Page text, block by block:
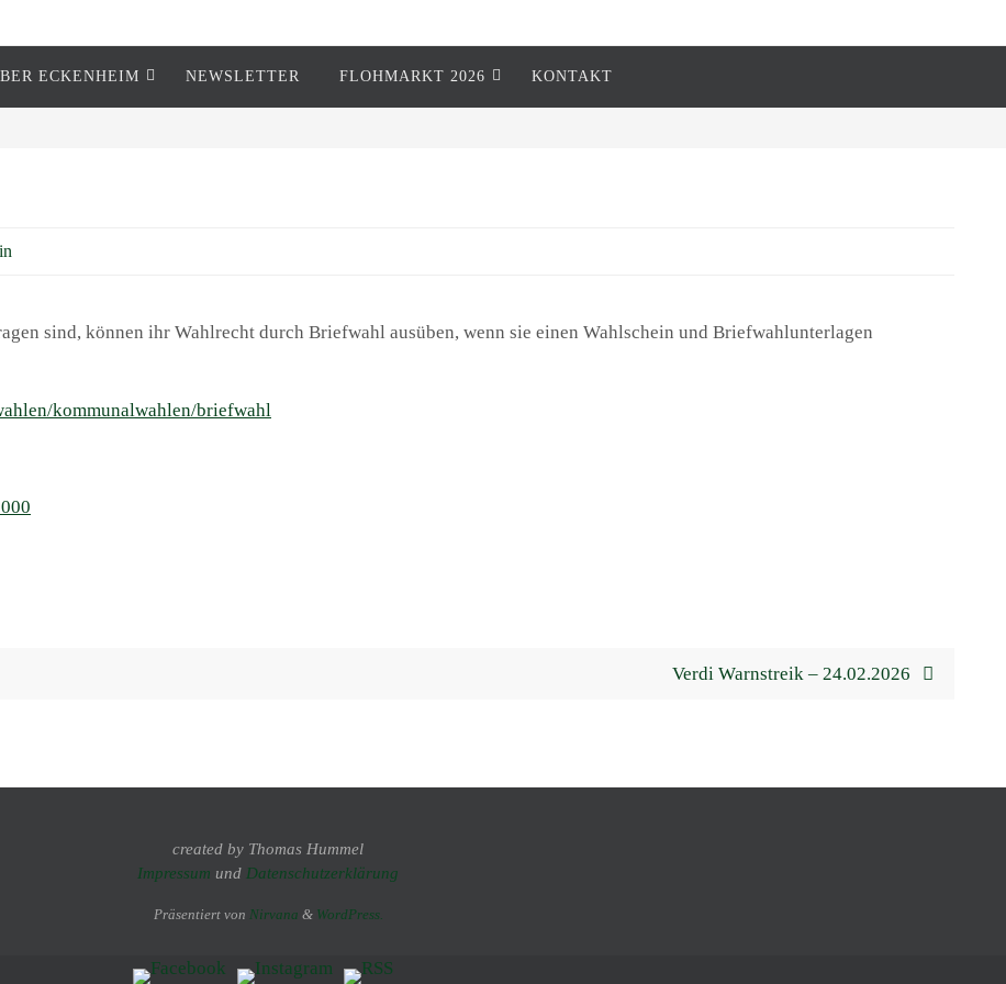
ECKENHEIM NEWSLETTER FLOHMARKT 2026 KONTAKT
sind, können ihr Wahlrecht durch Briefwahl ausüben, wenn sie einen Wahlschein und Briefwahlunterlagen
kommunalwahlen/briefwahl
Verdi Warnstreik – 24.02.2026
created by Thomas Hummel
Impressum und Datenschutzerklärung
Präsentiert von Nirvana & WordPress.